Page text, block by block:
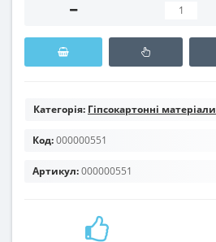
Категорія: Гіпсокартонні матеріали
Код:000000551
Артикул:000000551